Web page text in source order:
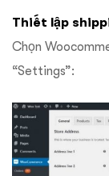
Thiết lập
Chọn
“Settings”: